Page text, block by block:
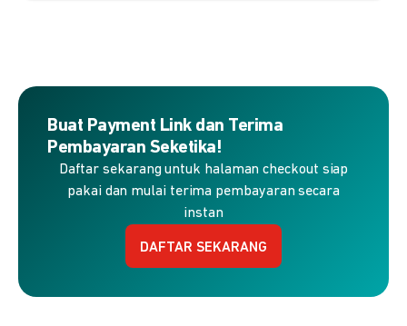
Buat Payment Link dan Terima
Pembayaran Seketika!
Daftar sekarang untuk halaman checkout siap
pakai dan mulai terima pembayaran secara
instan
DAFTAR SEKARANG